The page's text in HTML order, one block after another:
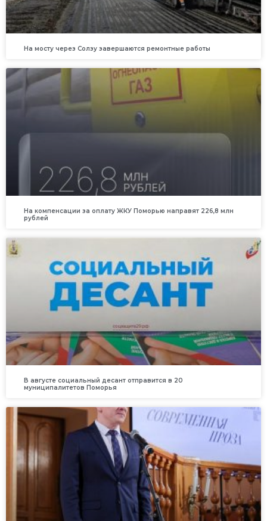
На мосту через Солзу завершаются ремонтные работы
На компенсации за оплату ЖКУ Поморью направят 226,8 млн
рублей
В августе социальный десант отправится в 20
муниципалитетов Поморья